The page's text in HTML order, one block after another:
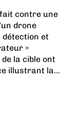
contre une
drone
détection et
»
la cible ont
illustrant la...